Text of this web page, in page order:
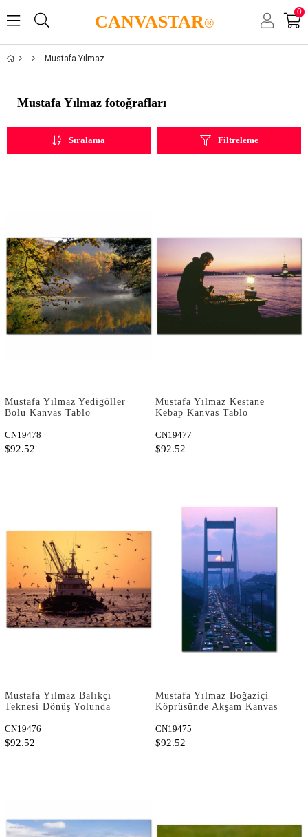
CANVASTAR®
0
Mustafa Yılmaz
Mustafa Yılmaz fotoğrafları
Filtreleme
Sıralama
Mustafa Yılmaz Yedigöller
Bolu Kanvas Tablo
CN19478
$92.52
Mustafa Yılmaz Kestane
Kebap Kanvas Tablo
CN19477
$92.52
Mustafa Yılmaz Balıkçı
Teknesi Dönüş Yolunda
CN19476
$92.52
Mustafa Yılmaz Boğaziçi
Köprüsünde Akşam Kanvas
CN19475
$92.52